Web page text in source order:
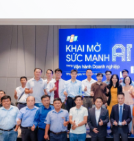
Trợ lý ảo Văn
Phát triển
Quản lý chất
Thu hồi thanh
Tăng hiệu quả
FPT AI Adjust